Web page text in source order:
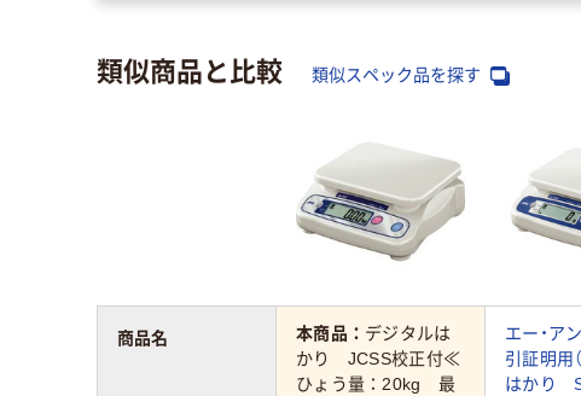
類似商品と比較 類似スペック品を探す
本商品： デジタルは
かり JCSS校正付≪
ひょう量：20kg 最
エー・ア
引証明用
はかり
商品名